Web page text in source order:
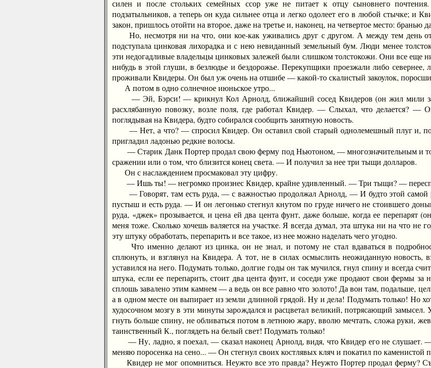
силен и после стольких семейных ссор уже не питает к отцу сыновнего
подзатыльников, а теперь он куда сильнее отца и легко одолеет его в любой стычке; и
закон, пришлось отойти на второе, даже на третье и, наконец, на четвертое место: бранью
Но, несмотря ни на что, они кое-как уживались друг с другом. А между тем день
подступала цинковая лихорадка и с нею невиданный земельный бум. Люди менее
эти недогадливые владельцы цинковых залежей были слишком толстокожи. Они все еще
нибудь в этой глуши, в безлюдье и бездорожье. Перекупщики проезжали либо
проживали Квидеры. Он был уж очень на отшибе — какой-то скалистый закоулок,
А потом в одно солнечное июньское утро...
— Эй, Бэрси! — крикнул Кол Арнолд, ближайший сосед Квидеров (он жил мили за
расхлябанную повозку, возле поля, где работал Квидер. — Слыхал, что делается? —
поглядывая на Квидера, будто собирался сообщить занятную новость.
— Нет, а что? — спросил Квидер. Он оставил свой старый однолемешный плуг и,
пригладил ладонью редкие волосы.
— Старик Данк Портер продал свою ферму под Ньютоном, — многозначительным и
сражении или о том, что близится конец света. — И получил за нее три тыщи долларов.
Он с наслаждением просмаковал эту цифру.
— Ишь ты! — негромко произнес Квидер, крайне удивленный. — Три тыщи? —
— Говорят, там есть руда, — с важностью продолжал Арнолд, — И будто этой самой
пустыш и есть руда. — И он легонько стегнул кнутом по груде ничего не стоившего
руда, «джек» прозывается, и цена ей два цента фунт, даже больше, когда ее перепарят
меня тоже. Сколько хочешь валяется на участке. Я всегда думал, эта штука ни на что не
эту штуку обработать, перепарить и все такое, из нее можно наделать чего угодно.
Что именно делают из цинка, он не знал, и потому не стал вдаваться в
сплюнуть, и взглянул на Квидера. А тот, не в силах осмыслить неожиданную новость,
уставился на него. Подумать только, долгие годы он так мучился, гнул спину и всегда
штука, если ее перепарить, стоит два цента фунт, и соседи уже продают свои фермы за
сплошь завалено этим камнем — а ведь он все равно что золото! Да вон там, подальше,
а в одном месте он выпирает из земли длинной грядой. Ну и дела! Подумать только! Но
худосочном мозгу в эти минуты зарождался и расцветал великий, потрясающий
гнуть больше спину, не обливаться потом в летнюю жару, вволю мечтать, сложа руки,
таинственный К., поглядеть на белый свет! Подумать только!
— Ну, ладно, я поехал, — сказал наконец Арнолд, видя, что Квидер его не слушает. —
меняю поросенка на сено... — Он стегнул своих костлявых кляч и покатил по каменистой
Квидер не мог опомниться. Неужто все это правда? Неужто Портер продал ферму?